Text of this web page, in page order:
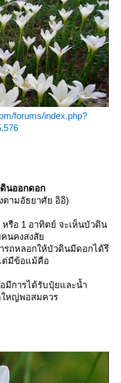
forums/index.php?
นออกดอก
ตามอัธยาศัย อิอิ)
รือ 1 อาทิตย์ จะเห็นบัวดิน
คนคงสงสั
รถหลอกให้บัวดินมีดอกได้รึ
ต่มีข้อแม้คือ
มีการได้รับปุ๋ยและน้ำ
หญ่พอสมควร